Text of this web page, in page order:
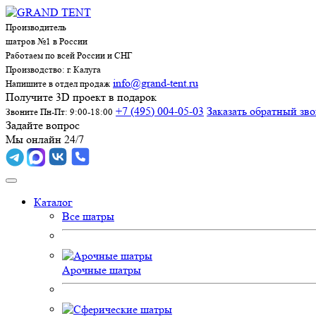
Производитель
шатров №1 в России
Работаем по всей России и СНГ
Производство: г. Калуга
Напишите в отдел продаж info@grand-tent.ru
Получите 3D проект в подарок
Звоните Пн-Пт: 9:00-18:00 +7 (495) 004-05-03 Заказать обратный
Задайте вопрос
Мы онлайн 24/7
Каталог
Все шатры
Арочные шатры